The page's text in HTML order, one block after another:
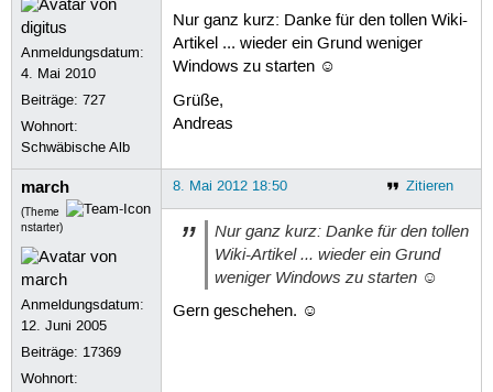
Anmeldungsdatum:
4. Mai 2010
Beiträge:727
Wohnort:
Schwäbische Alb
Nur ganz kurz: Danke für den tollen Wiki-
Artikel ... wieder ein Grund weniger
Windows zu starten ☺
Grüße,
Andreas
march
(Theme
nstarter)
Anmeldungsdatum:
12. Juni 2005
Beiträge: 17369
Wohnort:
Zitieren
8. Mai 2012 18:50
Nur ganz kurz: Danke für den tollen
Wiki-Artikel ... wieder ein Grund
weniger Windows zu starten ☺
Gern geschehen. ☺